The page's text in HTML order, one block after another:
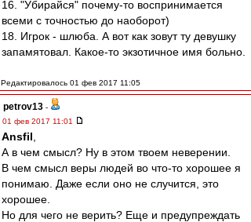
16. "Убирайся" почему-то воспринимается
всеми с точностью до наоборот)
18. Игрок - шлюба. А вот как зовут ту девушку
запамятовал. Какое-то экзотичное имя больно.
Редактировалось 01 фев 2017 11:05
petrov13 -
01 фев 2017 11:01
Ansfil
А в чем смысл? Ну в этом твоем неверении.
В чем смысл веры людей во что-то хорошее я
понимаю. Даже если оно не случится, это
хорошее.
Но для чего не верить? Еще и предупреждать